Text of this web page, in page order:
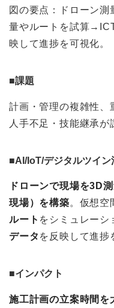
図の要点：ドローン
量やルートを試算
映して進捗を可視化。
■課題
計画・管理の複雑性、
人手不足・技能継承が
■AI/IoT/デジタルツイン
ドローンで現場を3D
現場）を構築。仮想空
ルート をシミュレーシ
データ を反映して進捗
■インパクト
施工計画の立案時間を